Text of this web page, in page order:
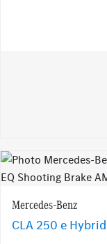
Mercedes-Benz
CLA 250 e